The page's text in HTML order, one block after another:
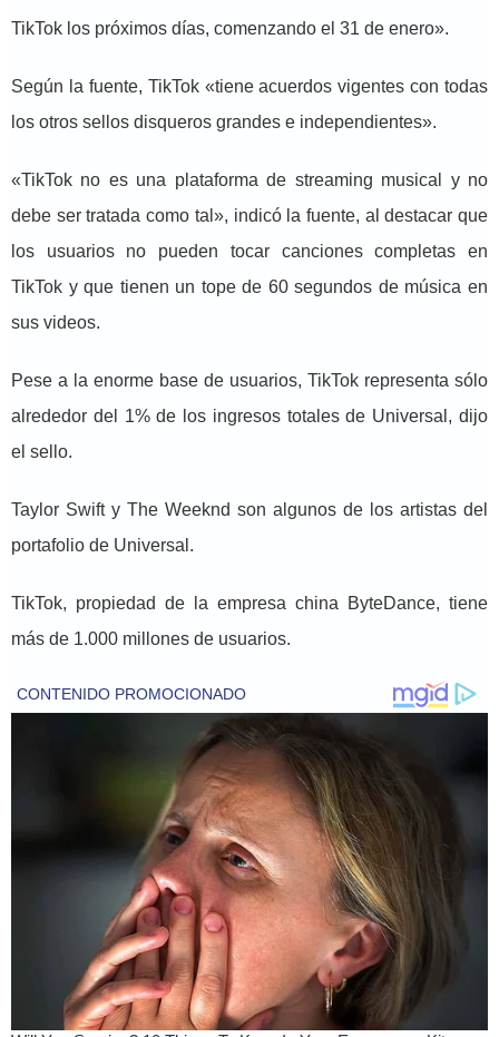
TikTok los próximos días, comenzando el 31 de enero».
Según la fuente, TikTok «tiene acuerdos vigentes con todas
los otros sellos disqueros grandes e independientes».
«TikTok no es una plataforma de streaming musical y no
debe ser tratada como tal», indicó la fuente, al destacar que
los usuarios no pueden tocar canciones completas en
TikTok y que tienen un tope de 60 segundos de música en
sus videos.
Pese a la enorme base de usuarios, TikTok representa sólo
alrededor del 1% de los ingresos totales de Universal, dijo
el sello.
Taylor Swift y The Weeknd son algunos de los artistas del
portafolio de Universal.
TikTok, propiedad de la empresa china ByteDance, tiene
más de 1.000 millones de usuarios.